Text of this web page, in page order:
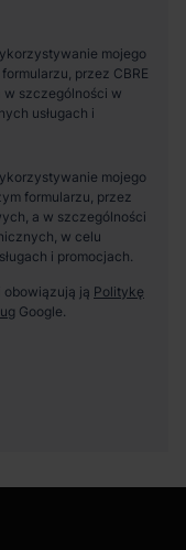
mojego
przez CBRE
w szczególności w
usługach i
mojego
formularzu, przez
a w szczególności
w celu
i promocjach.
obowiązują ją Politykę
Google.